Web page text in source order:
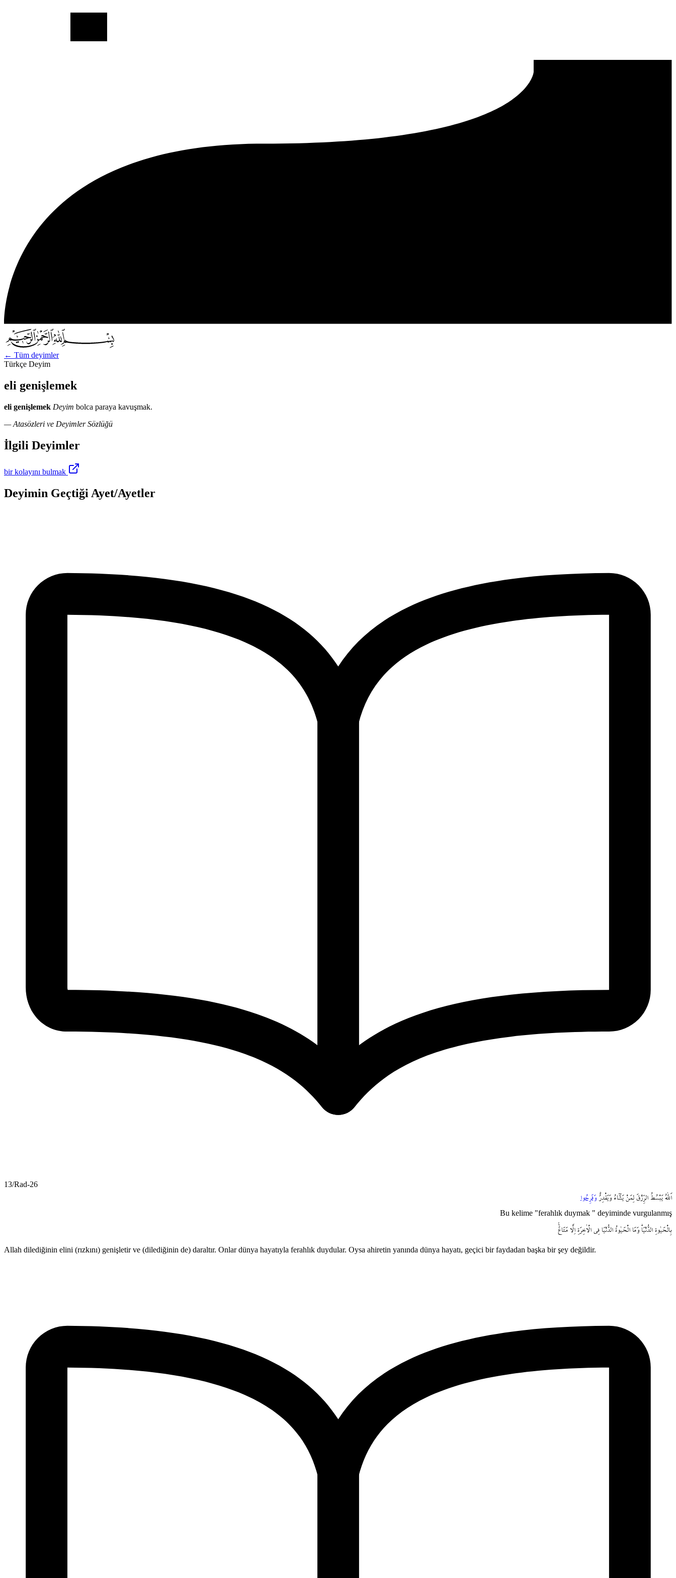
← Tüm deyimler
Türkçe Deyim
eli genişlemek
eli genişlemek Deyim bolca paraya kavuşmak.
— Atasözleri ve Deyimler Sözlüğü
İlgili Deyimler
bir kolayını bulmak
Deyimin Geçtiği Ayet/Ayetler
13/Rad-26
اَللّٰهُ يَبْسُطُ الرِّزْقَ لِمَنْ يَشَٓاءُ وَيَقْدِرُۜ وَفَرِحُوا
Bu kelime "ferahlık duymak " deyiminde vurgulanmış
بِالْحَيٰوةِ الدُّنْيَاۜ وَمَا الْحَيٰوةُ الدُّنْيَا فِي الْاٰخِرَةِ اِلَّا مَتَاعٌ۟
Allah dilediğinin elini (rızkını) genişletir ve (dilediğinin de) daraltır. Onlar dünya hayatıyla ferahlık duydular. Oysa ahiretin yanında dünya hayatı, geçici bir faydadan başka bir şey değildir.